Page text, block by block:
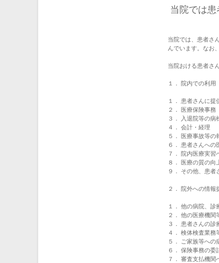
当院では
当院では、患者さ
んでいます。なお
当院おける患者さ
１． 院内での利用
１． 患者さんに提
２． 医療保険事務
３． 入退院等の病
４． 会計・経理
５． 医療事故等の
６． 患者さんへの
７． 院内医療実習
８． 医療の質の
９． その他、患
２． 院外への情報
１． 他の病院、
２． 他の医療機
３． 患者さんの
４． 検体検査業務
５． ご家族等への
６． 保険事務の委
７． 審査支払機関